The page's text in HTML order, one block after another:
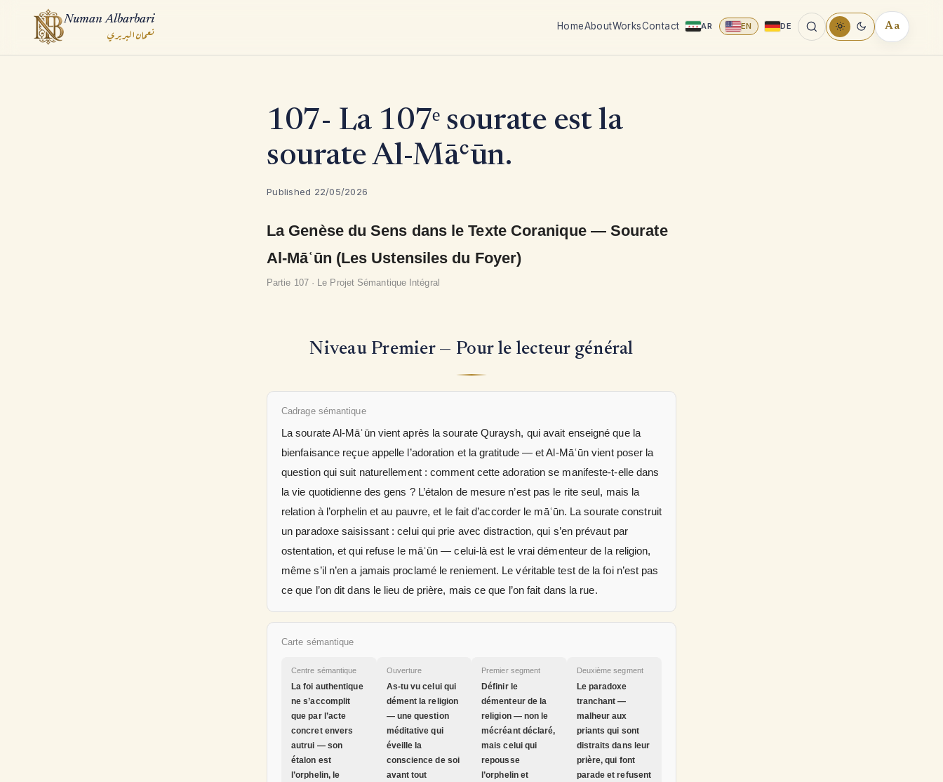
Numan Albarbari
نعمان البربري HomeAboutWorksContact AR EN DE AaREADING
TOOLS
107- La 107ᵉ sourate est la
sourate Al-Māʿūn.
Published 22/05/2026
La Genèse du Sens dans le Texte Coranique — Sourate
Al-Māʿūn (Les Ustensiles du Foyer)
Partie 107 · Le Projet Sémantique Intégral
Niveau Premier — Pour le lecteur général
Cadrage sémantique
La sourate Al-Māʿūn vient après la sourate Quraysh, qui avait enseigné que la
bienfaisance reçue appelle l’adoration et la gratitude — et Al-Māʿūn vient poser la
question qui suit naturellement : comment cette adoration se manifeste-t-elle dans
la vie quotidienne des gens ? L’étalon de mesure n’est pas le rite seul, mais la
relation à l’orphelin et au pauvre, et le fait d’accorder le māʿūn. La sourate construit
un paradoxe saisissant : celui qui prie avec distraction, qui s’en prévaut par
ostentation, et qui refuse le māʿūn — celui-là est le vrai démenteur de la religion,
même s’il n’en a jamais proclamé le reniement. Le véritable test de la foi n’est pas
ce que l’on dit dans le lieu de prière, mais ce que l’on fait dans la rue.
Carte sémantique
Centre sémantique
La foi authentique
ne s’accomplit
que par l’acte
concret envers
autrui — son
étalon est
l’orphelin, le
Ouverture
As-tu vu celui qui
dément la religion
— une question
méditative qui
éveille la
conscience de soi
avant tout
Premier segment
Définir le
démenteur de la
religion — non le
mécréant déclaré,
mais celui qui
repousse
l’orphelin et
Deuxième segment
Le paradoxe
tranchant —
malheur aux
priants qui sont
distraits dans leur
prière, qui font
parade et refusent